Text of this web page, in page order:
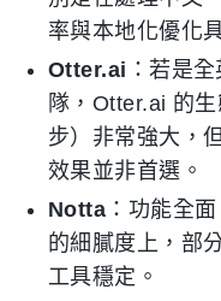
率與本地化優化
Otter.ai ：若是
隊，Otter.ai 的
步）非常強大，
效果並非首選。
Notta ：功能全
的細膩度上，部
工具穩定。